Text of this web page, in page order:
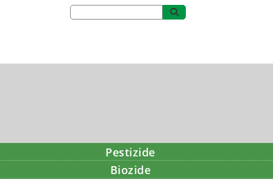
Pestizide
Biozide